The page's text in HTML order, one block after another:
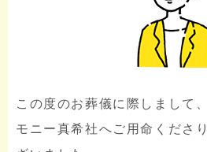
この度のお葬儀に際しまして
モニー真希社へご用命くださ